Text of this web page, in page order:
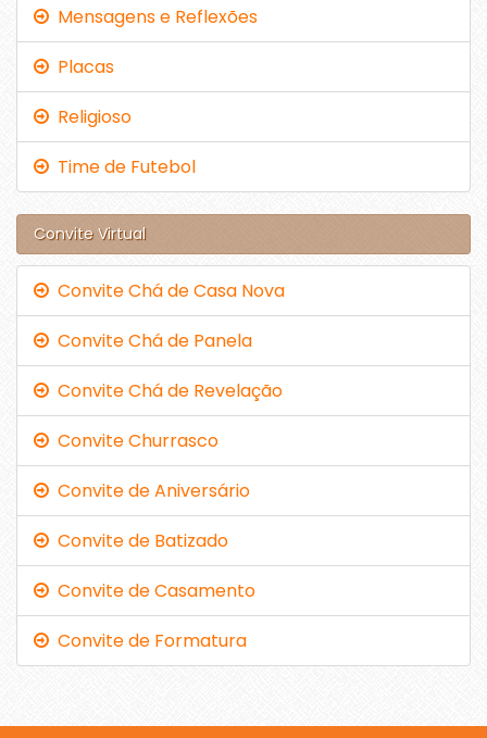
Mensagens e Reflexões
Placas
Religioso
Time de Futebol
Convite Virtual
Convite Chá de Casa Nova
Convite Chá de Panela
Convite Chá de Revelação
Convite Churrasco
Convite de Aniversário
Convite de Batizado
Convite de Casamento
Convite de Formatura